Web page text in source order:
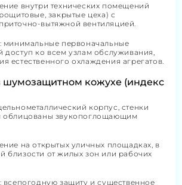
внутри технических помещений
закрытые цеха) с
вытяжной вентиляцией.
минимальные первоначальные
ко всем узлам обслуживания,
естественного охлаждения агрегатов.
шумозащитном кожухе (индекс
корпус, стенки
облицованы звукопоглощающим
на открытых уличных площадках, в
близости от жилых зон или рабочих
всепогодную защиту и существенное